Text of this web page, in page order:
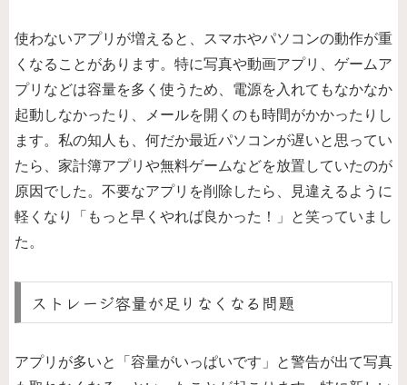
使わないアプリが増えると、スマホやパソコンの動作が重
くなることがあります。特に写真や動画アプリ、ゲームア
プリなどは容量を多く使うため、電源を入れてもなかなか
起動しなかったり、メールを開くのも時間がかかったりし
ます。私の知人も、何だか最近パソコンが遅いと思ってい
たら、家計簿アプリや無料ゲームなどを放置していたのが
原因でした。不要なアプリを削除したら、見違えるように
軽くなり「もっと早くやれば良かった！」と笑っていまし
た。
ストレージ容量が足りなくなる問題
アプリが多いと「容量がいっぱいです」と警告が出て写真